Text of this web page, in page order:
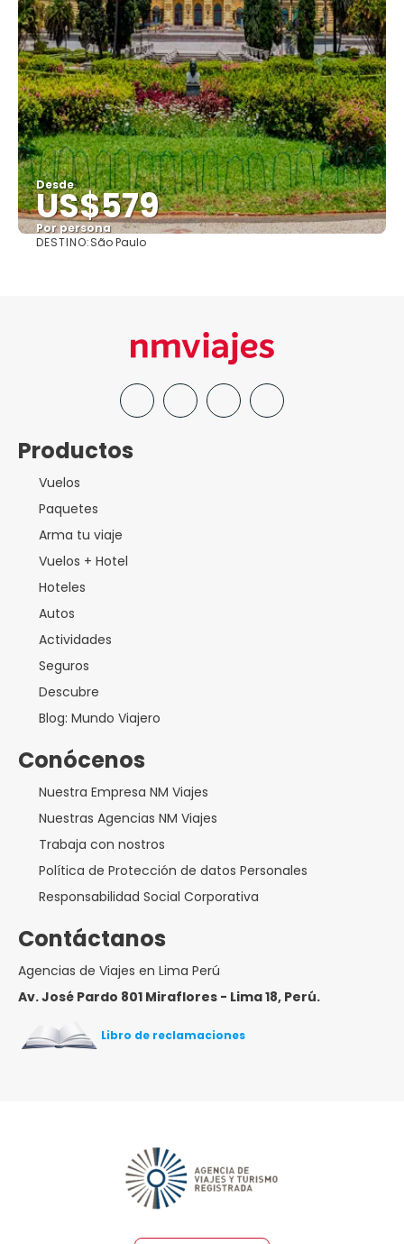
Desde
US$579
Por persona
DESTINO:São Paulo
Productos
Vuelos
Paquetes
Arma tu viaje
Vuelos + Hotel
Hoteles
Autos
Actividades
Seguros
Descubre
Blog: Mundo Viajero
Conócenos
Nuestra Empresa NM Viajes
Nuestras Agencias NM Viajes
Trabaja con nostros
Política de Protección de datos Personales
Responsabilidad Social Corporativa
Contáctanos
Agencias de Viajes en Lima Perú
Av. José Pardo 801 Miraflores - Lima 18, Perú.
Libro de reclamaciones